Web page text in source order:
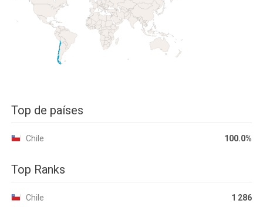
Top de países
Chile 100.0%
Top Ranks
Chile 1 286